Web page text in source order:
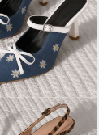
जा सकती है।